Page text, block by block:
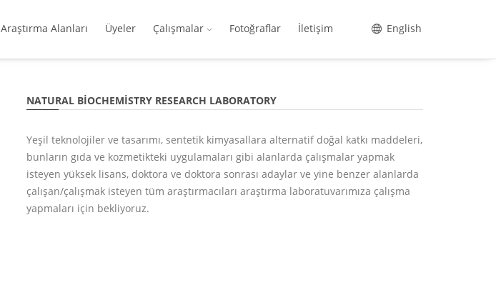
Araştırma Alanları Üyeler Çalışmalar Fotoğraflar İletişim English
NATURAL BIOCHEMISTRY RESEARCH LABORATORY
Yeşil teknolojiler ve tasarımı, sentetik kimyasallara alternatif doğal katkı maddeleri,
bunların gıda ve kozmetikteki uygulamaları gibi alanlarda çalışmalar yapmak
isteyen yüksek lisans, doktora ve doktora sonrası adaylar ve yine benzer alanlarda
çalışan/çalışmak isteyen tüm araştırmacıları araştırma laboratuvarımıza çalışma
yapmaları için bekliyoruz.